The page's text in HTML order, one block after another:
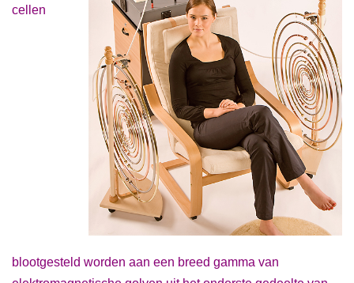
cellen
blootgesteld worden aan een breed gamma van